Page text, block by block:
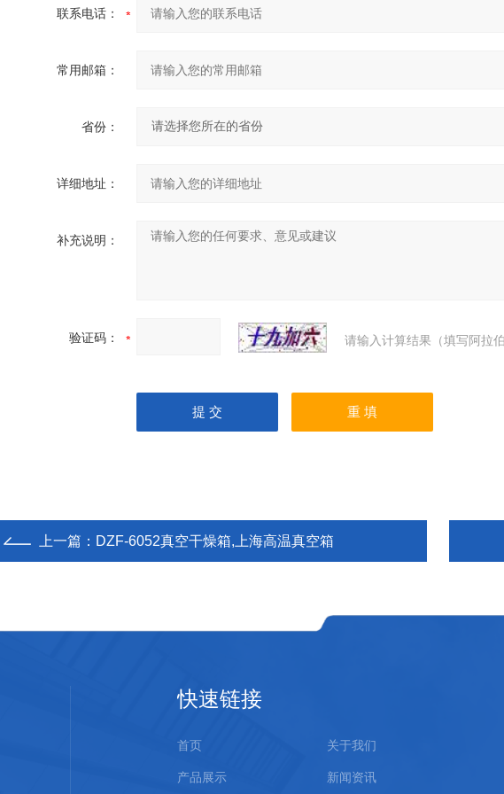
联系电话：
常用邮箱：
省份：
详细地址：
补充说明：
验证码： 请输入计算结果（填写阿拉
上一篇： DZF-6052真空干燥箱,上海高温真空箱
快速链接
首页 关于我们
产品展示 新闻资讯